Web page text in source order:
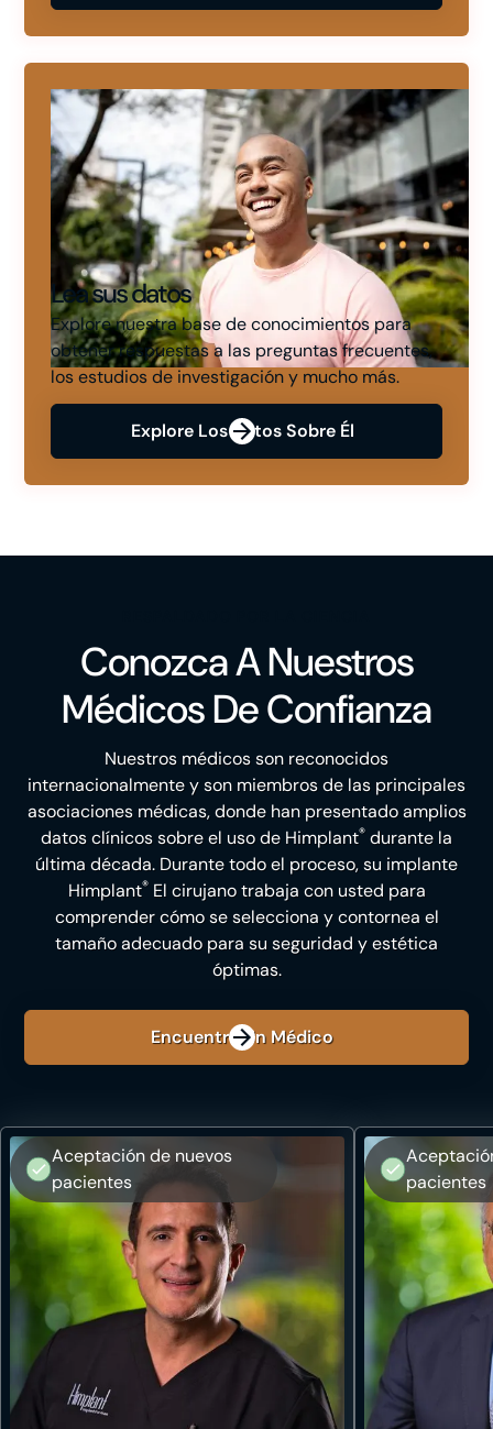
Lea sus datos
Explore nuestra base de conocimientos para
obtener respuestas a las preguntas frecuentes,
los estudios de investigación y mucho más.
Explore Los Datos Sobre Él
Conozca A Nuestros
Médicos De Confianza
Nuestros médicos son reconocidos
internacionalmente y son miembros de las principales
asociaciones médicas, donde han presentado amplios
datos clínicos sobre el uso de Himplant® durante la
última década. Durante todo el proceso, su implante
Himplant®El cirujano trabaja con usted para
comprender cómo se selecciona y contornea el
tamaño adecuado para su seguridad y estética
óptimas.
Encuentre Un Médico
Aceptación de nuevos
pacientes
pacientes